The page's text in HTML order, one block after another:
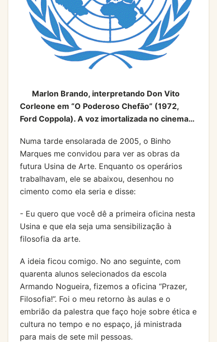
Marlon Brando, interpretando Don Vito
Corleone em “O Poderoso Chefão” (1972,
Ford Coppola). A voz imortalizada no cinema…
Numa tarde ensolarada de 2005, o Binho
Marques me convidou para ver as obras da
futura Usina de Arte. Enquanto os operários
trabalhavam, ele se abaixou, desenhou no
cimento como ela seria e disse:
- Eu quero que você dê a primeira oficina nesta
Usina e que ela seja uma sensibilização à
filosofia da arte.
A ideia ficou comigo. No ano seguinte, com
quarenta alunos selecionados da escola
Armando Nogueira, fizemos a oficina “Prazer,
Filosofia!”. Foi o meu retorno às aulas e o
embrião da palestra que faço hoje sobre ética e
cultura no tempo e no espaço, já ministrada
para mais de sete mil pessoas.